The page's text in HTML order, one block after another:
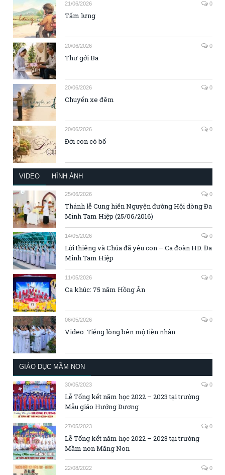
21/06/2026 0
Tấm lưng
20/06/2026 0
Thư gởi Ba
20/06/2026 0
Chuyến xe đêm
20/06/2026 0
Đời con có bố
VIDEO HÌNH ẢNH
25/06/2026 0
Thánh lễ Cung hiến Nguyện đường Hội dòng Đa
Minh Tam Hiệp (25/06/2016)
14/05/2026 0
Lời thiêng và Chúa đã yêu con – Ca đoàn HD. Đa
Minh Tam Hiệp
11/05/2026 0
Ca khúc: 75 năm Hồng Ân
06/05/2026 0
Video: Tiếng lòng bên mộ tiền nhân
GIÁO DỤC MẦM NON
30/05/2023 0
Lễ Tổng kết năm học 2022 – 2023 tại trường
Mẫu giáo Hướng Dương
27/05/2023 0
Lễ Tổng kết năm học 2022 – 2023 tại trường
Mầm non Măng Non
22/08/2022 0